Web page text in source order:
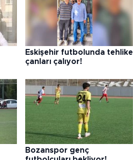
Eskişehir futbolunda tehlike
çanları çalıyor!
Bozanspor genç